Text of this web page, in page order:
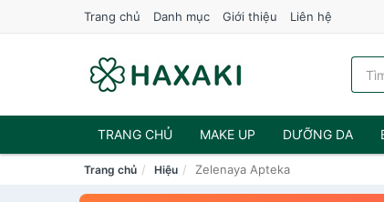
Trang chủ Danh mục Giới thiệu Liên hệ
TRANG CHỦ MAKE UP DƯỠNG DA
NƯỚC HOA
Trang chủ Hiệu Zelenaya Apteka